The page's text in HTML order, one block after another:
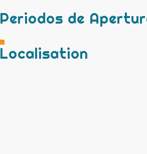
Periodos de
Localisation